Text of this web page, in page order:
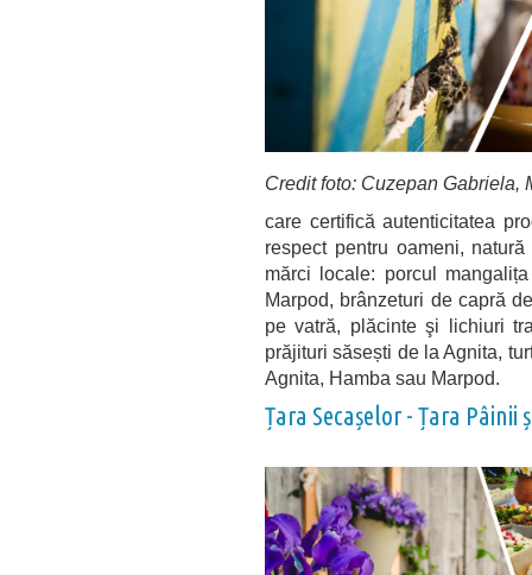
Credit foto: Cuzepan Gabriela,
care certifică autenticitatea
respect pentru oameni,
mărci locale: porcul
Marpod, brânzeturi de capră
pe vatră, plăcinte şi lichiuri
prăjituri săsești de la Agnita,
Agnita, Hamba sau Marpod.
Țara Secașelor - Țara